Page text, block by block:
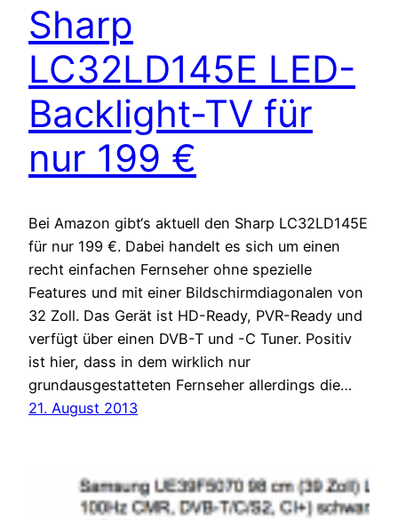
Sharp
LC32LD145E LED-
Backlight-TV für
nur 199 €
Bei Amazon gibt‘s aktuell den Sharp LC32LD145E
für nur 199 €. Dabei handelt es sich um einen
recht einfachen Fernseher ohne spezielle
Features und mit einer Bildschirmdiagonalen von
32 Zoll. Das Gerät ist HD-Ready, PVR-Ready und
verfügt über einen DVB-T und -C Tuner. Positiv
ist hier, dass in dem wirklich nur
grundausgestatteten Fernseher allerdings die…
21. August 2013